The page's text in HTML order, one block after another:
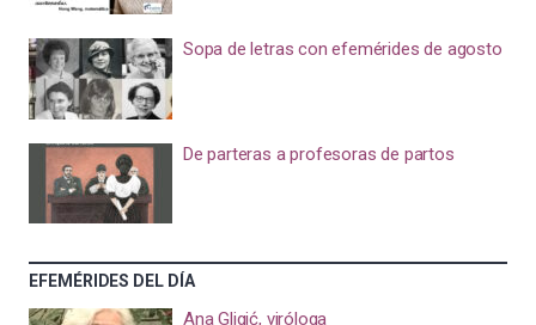
Sopa de letras con efemérides de agosto
De parteras a profesoras de partos
EFEMÉRIDES DEL DÍA
Ana Gligić, viróloga